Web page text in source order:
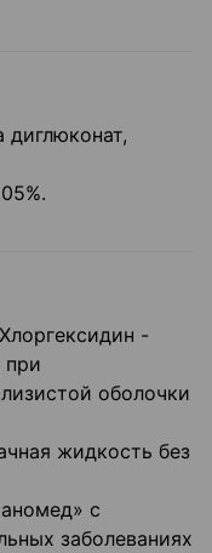
диглюконат,
-
при
оболочки
жидкость без
с
заболеваниях